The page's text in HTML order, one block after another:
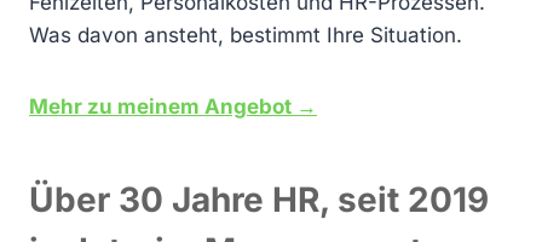
Was davon ansteht, bestimmt Ihre Situation.
Mehr zu meinem Angebot →
Über 30 Jahre HR, seit 2019